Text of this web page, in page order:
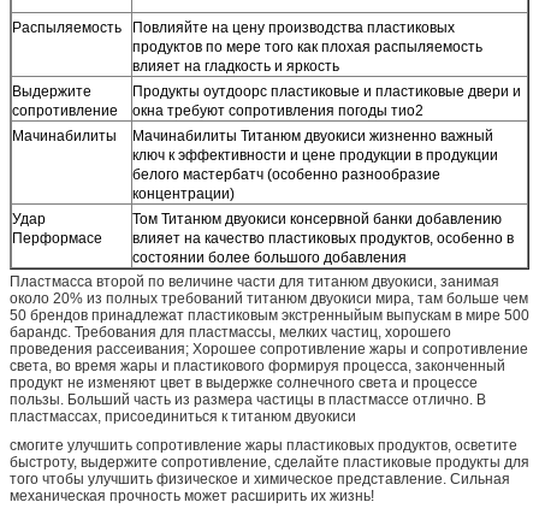
Распыляемость
Повлияйте на цену производства пластиковых
продуктов по мере того как плохая распыляемость
влияет на гладкость и яркость
Выдержите
сопротивление
Продукты оутдоорс пластиковые и пластиковые двери и
окна требуют сопротивления погоды тио2
Мачинабилиты
Мачинабилиты Титанюм двуокиси жизненно важный
ключ к эффективности и цене продукции в продукции
белого мастербатч (особенно разнообразие
концентрации)
Удар
Перформасе
Том Титанюм двуокиси консервной банки добавлению
влияет на качество пластиковых продуктов, особенно в
состоянии более большого добавления
Пластмасса второй по величине части для титанюм двуокиси, занимая
около 20% из полных требований титанюм двуокиси мира, там больше чем
50 брендов принадлежат пластиковым экстренныйым выпускам в мире 500
барандс. Требования для пластмассы, мелких частиц, хорошего
проведения рассеивания; Хорошее сопротивление жары и сопротивление
света, во время жары и пластикового формируя процесса, законченный
продукт не изменяют цвет в выдержке солнечного света и процессе
пользы. Больший часть из размера частицы в пластмассе отлично. В
пластмассах, присоединиться к титанюм двуокиси
смогите улучшить сопротивление жары пластиковых продуктов, осветите
быстроту, выдержите сопротивление, сделайте пластиковые продукты для
того чтобы улучшить физическое и химическое представление. Сильная
механическая прочность может расширить их жизнь!